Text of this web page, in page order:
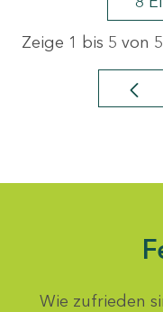
Zeige 1 bis 5 von
Wie zufrieden